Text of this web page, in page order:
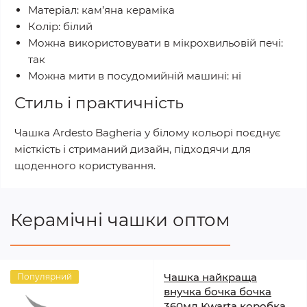
Матеріал: кам’яна кераміка
Колір: білий
Можна використовувати в мікрохвильовій печі:
так
Можна мити в посудомийній машині: ні
Стиль і практичність
Чашка Ardesto Bagheria у білому кольорі поєднує
місткість і стриманий дизайн, підходячи для
щоденного користування.
Керамічні чашки оптом
Популярний
Чашка найкраща
внучка бочка бочка